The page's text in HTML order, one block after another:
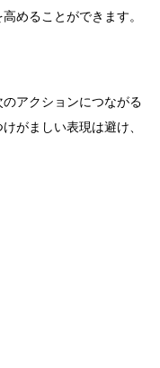
めることができます。
アクションにつながる
がましい表現は避け、